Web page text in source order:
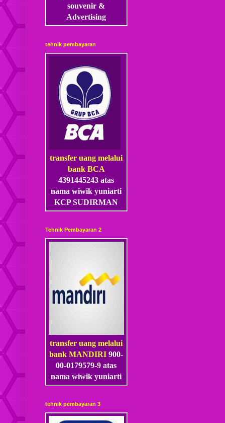
souvenir &
Advertising
tehnik pembayaran
transfer uang melalui
bank BCA
4391445243 atas
nama wiwik yuniarti
KCP SUDIRMAN
Tehnik Pembayaran 2
transfer uang melalui
bank MANDIRI900-
00-0179579-9 atas
nama wiwik yuniarti
tehnik pembayaran 3